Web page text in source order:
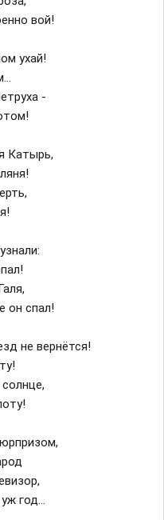
вой!
ухай!
-
Катырь,
он спал!
не вернётся!
год...